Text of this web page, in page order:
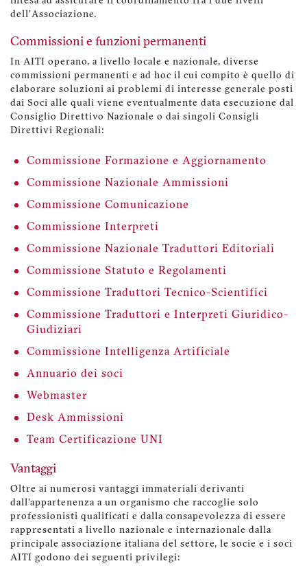
dell'Associazione.
Commissioni e funzioni permanenti
In AITI operano, a livello locale e nazionale, diverse
commissioni permanenti e ad hoc il cui compito è quello di
elaborare soluzioni ai problemi di interesse generale posti
dai Soci alle quali viene eventualmente data esecuzione dal
Consiglio Direttivo Nazionale o dai singoli Consigli
Direttivi Regionali:
Commissione Formazione e Aggiornamento
Commissione Nazionale Ammissioni
Commissione Comunicazione
Commissione Interpreti
Commissione Nazionale Traduttori Editoriali
Commissione Statuto e Regolamenti
Commissione Traduttori Tecnico-Scientifici
Commissione Traduttori e Interpreti Giuridico-
Giudiziari
Commissione Intelligenza Artificiale
Annuario dei soci
Webmaster
Desk Ammissioni
Team Certificazione UNI
Vantaggi
Oltre ai numerosi vantaggi immateriali derivanti
dall'appartenenza a un organismo che raccoglie solo
professionisti qualificati e dalla consapevolezza di essere
rappresentati a livello nazionale e internazionale dalla
principale associazione italiana del settore, le socie e i soci
AITI godono dei seguenti privilegi: